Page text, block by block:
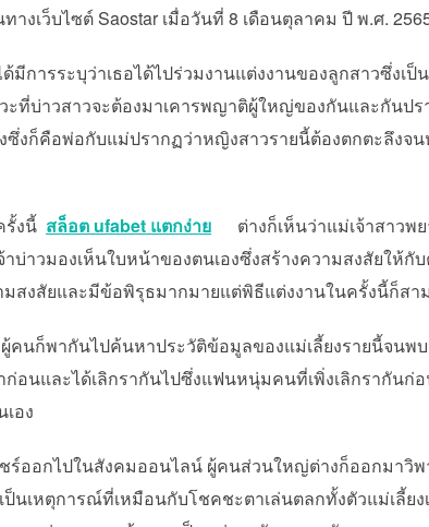
างเว็บไซต์ Saostar เมื่อวันที่ 8 เดือนตุลาคม ปี พ.ศ.
รระบุว่าเธอได้ไปร่วมงานแต่งงานของลูกสาวซึ่งเป็น
ที่บ่าวสาวจะต้องมาเคารพญาติผู้ใหญ่ของกันและกันปร
ก็คือพ่อกับแม่ปรากฏว่าหญิงสาวรายนี้ต้องตกตะลึงจน
งนี้ สล็อต ufabet แตกง่าย ต่างก็เห็นว่าแม่เจ้าสาวพ
บ่าวมองเห็นใบหน้าของตนเองซึ่งสร้างความสงสัยให้
มสงสัยและมีข้อพิรุธมากมายแต่พิธีแต่งงานในครั้งนี้ก็ส
พากันไปค้นหาประวัติข้อมูลของแม่เลี้ยงรายนี้จนพบ
อนและได้เลิกรากันไปซึ่งแฟนหนุ่มคนที่เพิ่งเลิกรากันก่
เอง
ออกไปในสังคมออนไลน์ ผู้คนส่วนใหญ่ต่างก็ออกมาวิพ
เหตุการณ์ที่เหมือนกับโชคชะตาเล่นตลกทั้งตัวแม่เลี้ยงเ